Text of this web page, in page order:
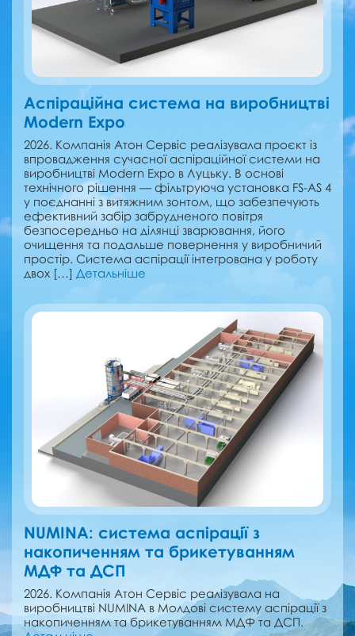
Аспіраційна система на виробництві
Modern Expo
2026. Компанія Атон Сервіс реалізувала проєкт із
впровадження сучасної аспіраційної системи на
виробництві Modern Expo в Луцьку. В основі
технічного рішення — фільтруюча установка FS-AS 4
у поєднанні з витяжним зонтом, що забезпечують
ефективний забір забрудненого повітря
безпосередньо на ділянці зварювання, його
очищення та подальше повернення у виробничий
простір. Система аспірації інтегрована у роботу
двох […] Детальніше
NUMINA: cистема аспірації з
накопиченням та брикетуванням
МДФ та ДСП
2026. Компанія Атон Сервіс реалізувала на
виробництві NUMINA в Молдові cистему аспірації з
накопиченням та брикетуванням МДФ та ДСП.